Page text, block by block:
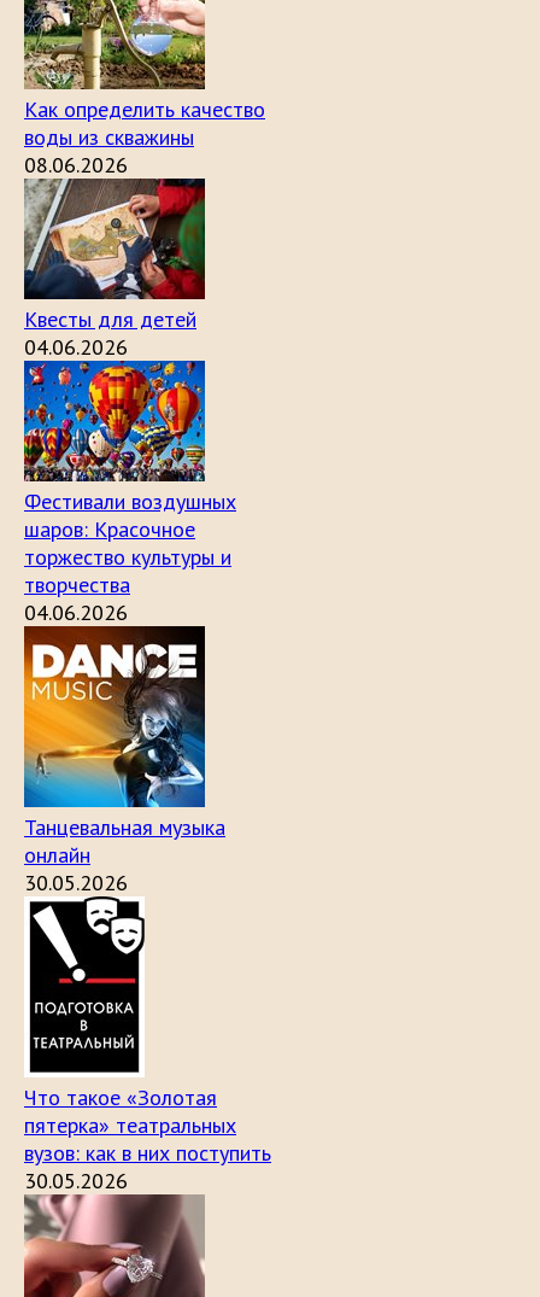
Как определить качество
воды из скважины
08.06.2026
Квесты для детей
04.06.2026
Фестивали воздушных
шаров: Красочное
торжество культуры и
творчества
04.06.2026
Танцевальная музыка
онлайн
30.05.2026
Что такое «Золотая
пятерка» театральных
вузов: как в них поступить
30.05.2026